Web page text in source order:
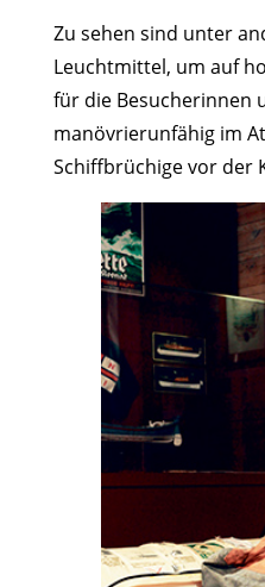
Zu sehen sind unter
Leuchtmittel, um auf
für die Besucherinnen
manövrierunfähig im
Schiffbrüchige vor der